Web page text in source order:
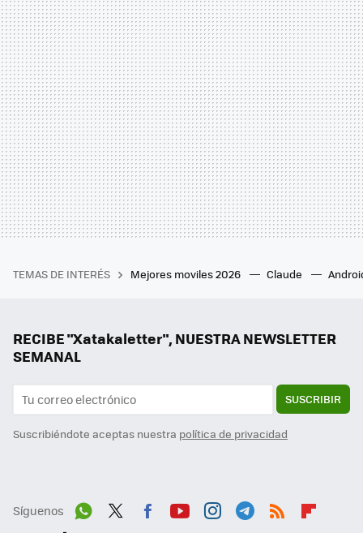
TEMAS DE INTERÉS Mejores moviles 2026 Claude
RECIBE "Xatakaletter", NUESTRA NEWSLETTER
SEMANAL
SUSCRIBIR
Suscribiéndote aceptas nuestra política de privacidad
Síguenos